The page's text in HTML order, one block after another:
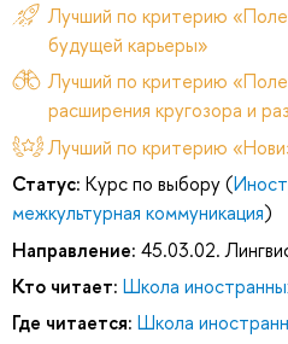
Лучший по критерию
будущей карьеры»
Лучший по критерию
расширения кругозора и
Лучший по критерию
Статус: Курс по выбору (
межкультурная коммуникация)
Направление: 45.03.02.
Кто читает: Школа
Где читается: Школа